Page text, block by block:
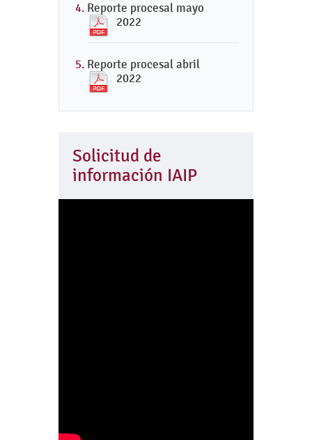
Reporte procesal mayo
2022
Reporte procesal abril
2022
Solicitud de
información IAIP